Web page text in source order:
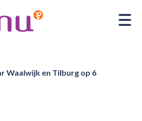
Waalwijk en Tilburg op 6